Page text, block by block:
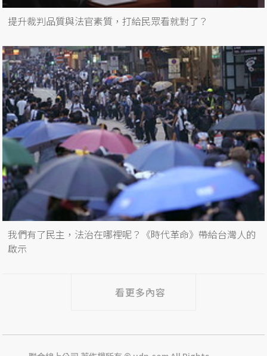
提升裁判品質與法官素質，打給民眾看就對了？
我們有了民主，法治在哪裡呢？《時代革命》帶給台灣人的
啟示
看更多內容